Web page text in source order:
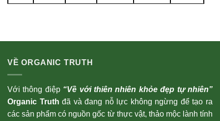
VỀ ORGANIC TRUTH
Với thông điệp “Về với thiên nhiên khỏe đẹp tự nhiên”
Organic Truth đã và đang nỗ lực không ngừng để tạo ra
các sản phẩm có nguồn gốc từ thực vật, thảo mộc lành tính